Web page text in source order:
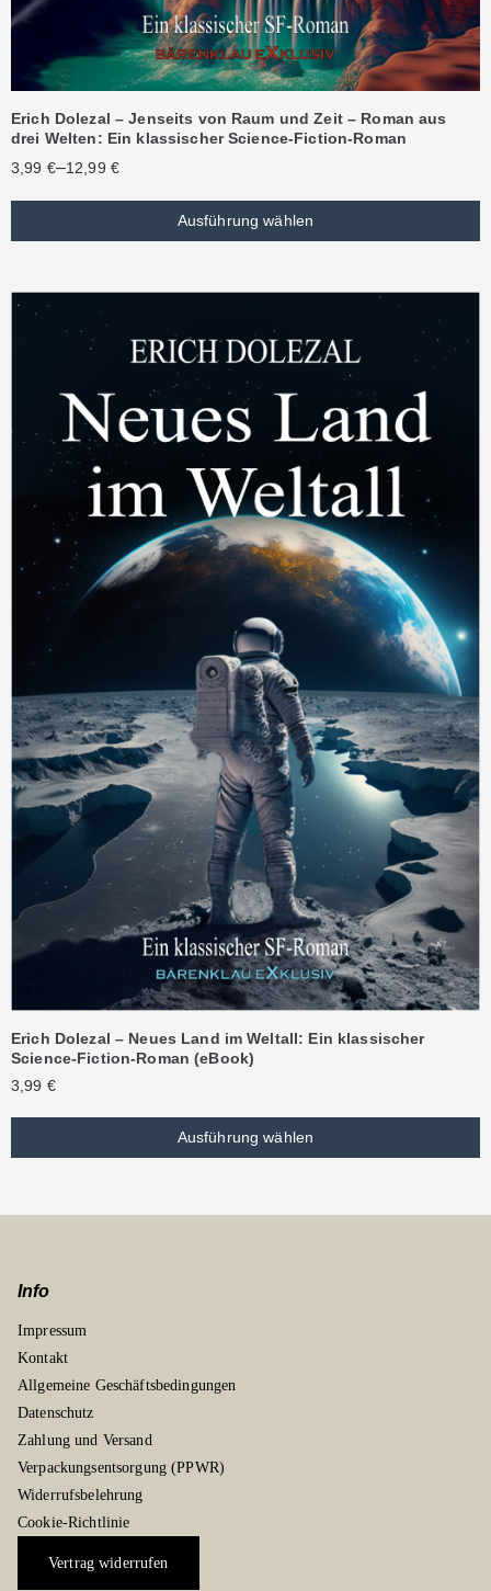
Erich Dolezal – Jenseits von Raum und Zeit – Roman aus
drei Welten: Ein klassischer Science-Fiction-Roman
3,99 €–12,99 €
Ausführung wählen
Erich Dolezal – Neues Land im Weltall: Ein klassischer
Science-Fiction-Roman (eBook)
3,99 €
Ausführung wählen
Info
Impressum
Kontakt
Allgemeine Geschäftsbedingungen
Datenschutz
Zahlung und Versand
Verpackungsentsorgung (PPWR)
Widerrufsbelehrung
Cookie-Richtlinie
Vertrag widerrufen